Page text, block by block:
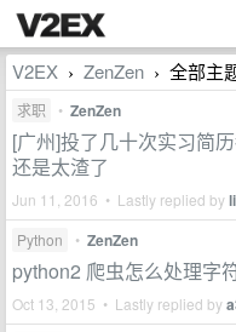
V2EX › ZenZen › 全部主
求职 • ZenZen
[广州]投了几十次实习简
还是太渣了
Jun 11, 2016 • Lastly replied by
Python • ZenZen
python2 爬虫怎么处理字
Oct 13, 2015 • Lastly replied by